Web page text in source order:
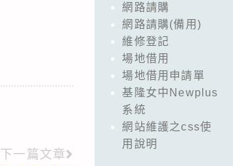
下一篇文章
網路請購
網路請購(備用)
維修登記
場地借用
場地借用申請單
基隆女中Newplus
系統
網站維護之css使
用說明